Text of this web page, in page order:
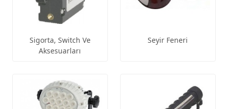
Sigorta, Switch Ve
Aksesuarları
Seyir Feneri